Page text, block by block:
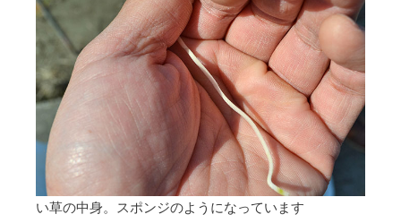
い草の中身。スポンジのようになっています